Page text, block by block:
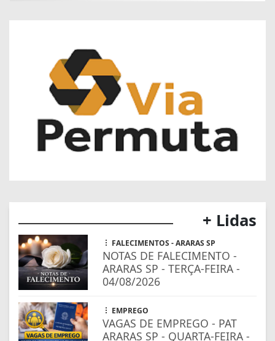
+ Lidas
FALECIMENTOS - ARARAS SP
NOTAS DE FALECIMENTO -
ARARAS SP - TERÇA-FEIRA -
04/08/2026
EMPREGO
VAGAS DE EMPREGO - PAT
ARARAS SP - QUARTA-FEIRA -